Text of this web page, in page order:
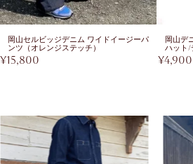
岡山セルビッジデニム ワイドイージーパ
ンツ（オレンジステッチ）
¥15,800
岡山デ
ハット/
¥4,900